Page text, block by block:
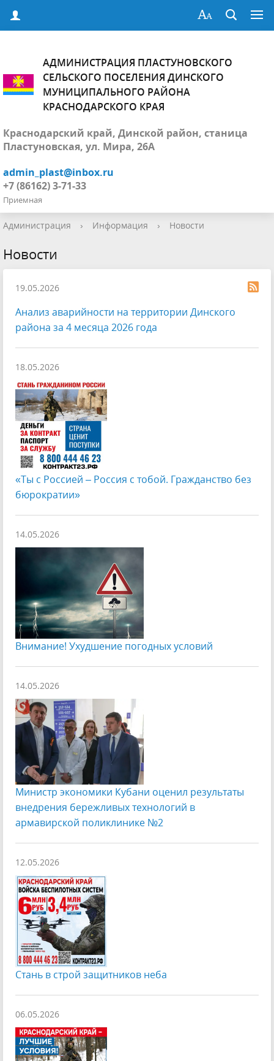
АДМИНИСТРАЦИЯ ПЛАСТУНОВСКОГО
СЕЛЬСКОГО ПОСЕЛЕНИЯ ДИНСКОГО
МУНИЦИПАЛЬНОГО РАЙОНА
КРАСНОДАРСКОГО КРАЯ
Краснодарский край, Динской район, станица
Пластуновская, ул. Мира, 26А
admin_plast@inbox.ru
+7 (86162) 3-71-33
Приемная
Администрация › Информация › Новости
Новости
19.05.2026
Анализ аварийности на территории Динского
района за 4 месяца 2026 года
18.05.2026
«Ты с Россией – Россия с тобой. Гражданство без
бюрократии»
14.05.2026
Внимание! Ухудшение погодных условий
14.05.2026
Министр экономики Кубани оценил результаты
внедрения бережливых технологий в
армавирской поликлинике №2
12.05.2026
Стань в строй защитников неба
06.05.2026